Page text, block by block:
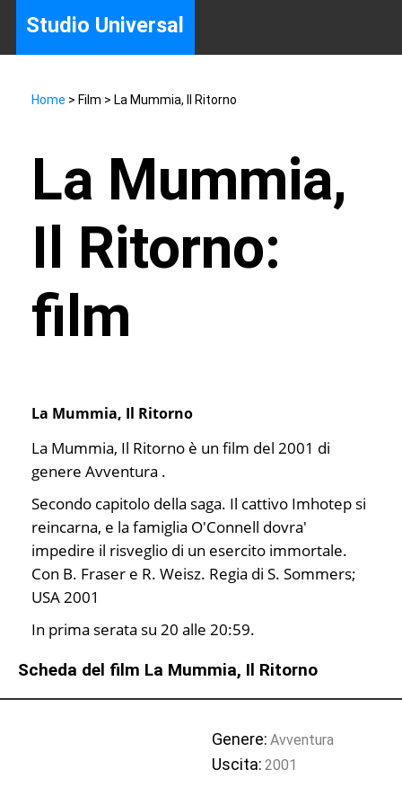
Studio Universal
Home > Film > La Mummia, Il Ritorno
La Mummia,
Il Ritorno:
film
La Mummia, Il Ritorno
La Mummia, Il Ritorno è un film del 2001 di
genere Avventura .
Secondo capitolo della saga. Il cattivo Imhotep si
reincarna, e la famiglia O'Connell dovra'
impedire il risveglio di un esercito immortale.
Con B. Fraser e R. Weisz. Regia di S. Sommers;
USA 2001
In prima serata su 20 alle 20:59.
Scheda del film La Mummia, Il Ritorno
Genere: Avventura
Uscita: 2001